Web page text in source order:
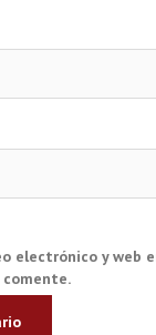
electrónico y web
comente.